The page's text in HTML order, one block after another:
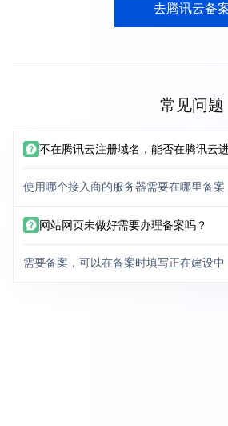
去腾讯云备
常见问题
不在腾讯云注册域名，能否在腾讯云
使用哪个接入商的服务器需要在哪里备
网站网页未做好需要办理备案吗？
需要备案，可以在备案时填写正在建设中